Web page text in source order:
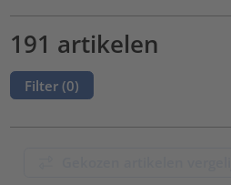
191 artikelen
Filter (0)